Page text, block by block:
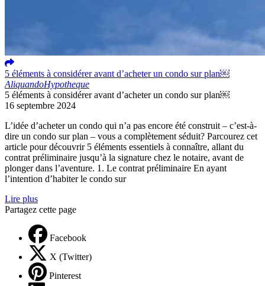
5 éléments à considérer avant d’acheter un condo sur plan￼
AliquandoHypotheque
5 éléments à considérer avant d’acheter un condo sur plan￼
16 septembre 2024
L’idée d’acheter un condo qui n’a pas encore été construit – c’est-à-
dire un condo sur plan – vous a complètement séduit? Parcourez cet
article pour découvrir 5 éléments essentiels à connaître, allant du
contrat préliminaire jusqu’à la signature chez le notaire, avant de
plonger dans l’aventure. 1. Le contrat préliminaire En ayant
l’intention d’habiter le condo sur
Lire plus
Partagez cette page
Facebook
X (Twitter)
Pinterest